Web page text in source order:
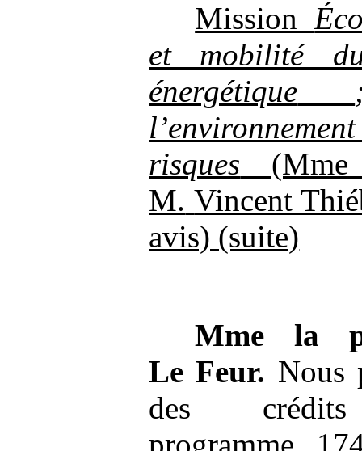
Mission
et mobilité
énergétique
risques (Mme
M. Vincent
avis) (suite)
Mme
la
Le Feur. Nous
des